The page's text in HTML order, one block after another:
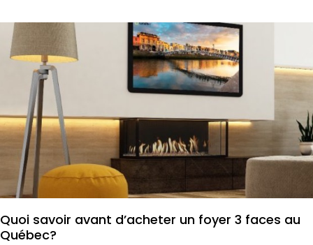
Quoi savoir avant d’acheter un foyer 3 faces au
Québec?